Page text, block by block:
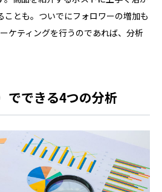
ことも。ついでにフォロワーの増加も
ケティングを行うのであれば、分析
できる4つの分析